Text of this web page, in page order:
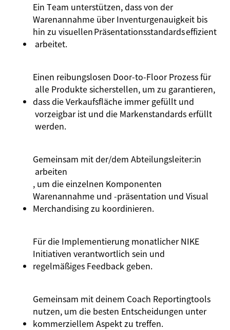
Ein Team unterstützen,dassvon der
Warenannahme über Inventurgenauigkeit bis
hin zu visuellenPräsentationsstandardseffizient
arbeitet.
Einen reibungslosen Door-to-FloorProzessfür
alle Produktesicherstellen, um zu garantieren,
dassdieVerkaufsfläche immergefüllt und
vorzeigbar ist und die Markenstandardserfüllt
werden.
Gemeinsam mit der/dem Abteilungsleiter:in
arbeiten
, um die einzelnen Komponenten
Warenannahme und -präsentation und Visual
Merchandising zu koordinieren.
Für die Implementierung monatlicher NIKE
Initiativen verantwortlich sein und
regelmäßiges Feedback geben.
Gemeinsam mitdeinem Coach Reportingtools
nutzen, um die besten Entscheidungen unter
kommerziellem Aspektzu treffen.